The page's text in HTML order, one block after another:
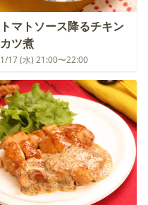
トマトソース降るチキン
カツ煮
1/17 (水) 21:00〜22:00